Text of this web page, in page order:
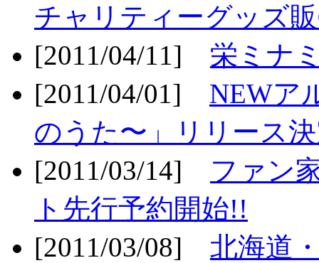
チャリティーグッズ
[2011/04/11] 栄ミナ
[2011/04/01] NEWア
のうた〜」リリース
[2011/03/14] ファン
ト先行予約開始!!
[2011/03/08] 北海道